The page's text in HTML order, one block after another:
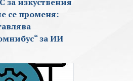
се променя:
за ИИ